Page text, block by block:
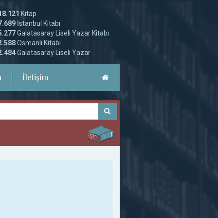
Kitap
İstanbul Kitabı
Galatasaray Liseli Yazar Kitabı
Osmanlı Kitabı
Galatasaray Liseli Yazar
İletişim